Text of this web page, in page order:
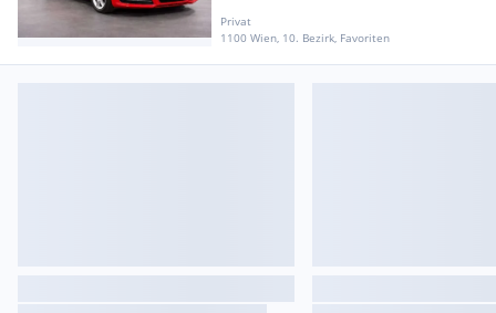
Privat
1100 Wien, 10. Bezirk, Favoriten